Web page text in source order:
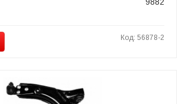
9882
Код: 56878-2